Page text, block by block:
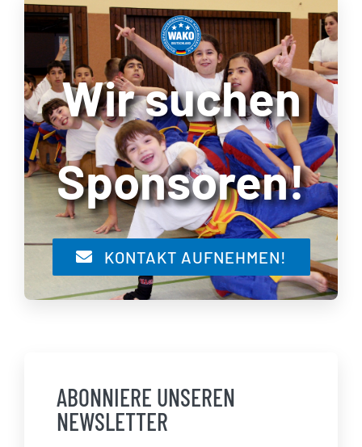
Wir suchen
Sponsoren!
KONTAKT AUFNEHMEN!
ABONNIERE UNSEREN
NEWSLETTER